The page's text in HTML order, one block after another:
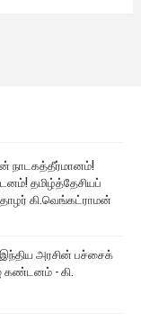
நாடகத்தீர்மானம்!
தமிழ்த்தேசியப்
கி.வெங்கட்ராமன்
இந்திய அரசின் பச்சைக்
கண்டனம் - கி.